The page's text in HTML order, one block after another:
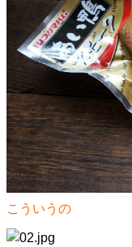
こういうの